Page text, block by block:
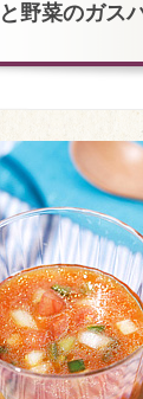
野菜のガス